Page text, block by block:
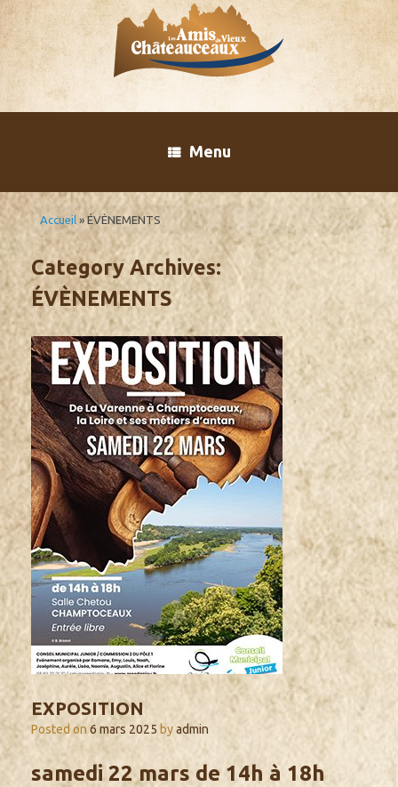
Skip
to
content
Menu
Accueil »ÉVÈNEMENTS
Category Archives:
ÉVÈNEMENTS
EXPOSITION
Posted on6 mars 2025 byadmin
samedi 22 mars de 14h à 18h